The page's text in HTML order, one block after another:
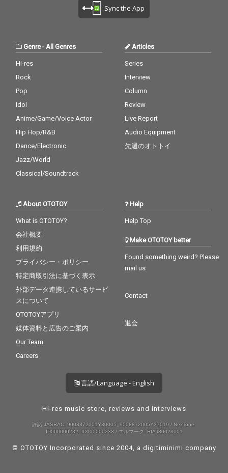
Sync the App
Genre- All Genres
Hi-res
Rock
Pop
Idol
Anime/Game/Voice Actor
Hip Hop/R&B
Dance/Electronic
Jazz/World
Classical/Soundtrack
Articles
Series
Interview
Column
Review
Live Report
Audio Equipment
先週のオトトイ
About OTOTOY
What is OTOTOY?
会社概要
利用規約
プライバシー・ポリシー
特定商取引法に基づく表示
外部データ連携しているサービ
スについて
OTOTOYアプリ
媒体資料と広告のご案内
Our Team
Careers
Help
Help Top
Make OTOTOY better
Found something weird? Please
mail us
Contact
退会
言語/Language - English
Hi-res music store, reviews and interviews
許諾 JASRAC: 9008872001Y30005, 9008872005Y37019 / NexTone:
ID000000232, ID000000233 / エルマーク: RIAJ80023001
© OTOTOY Incorporated since 2004, a digitiminimi company